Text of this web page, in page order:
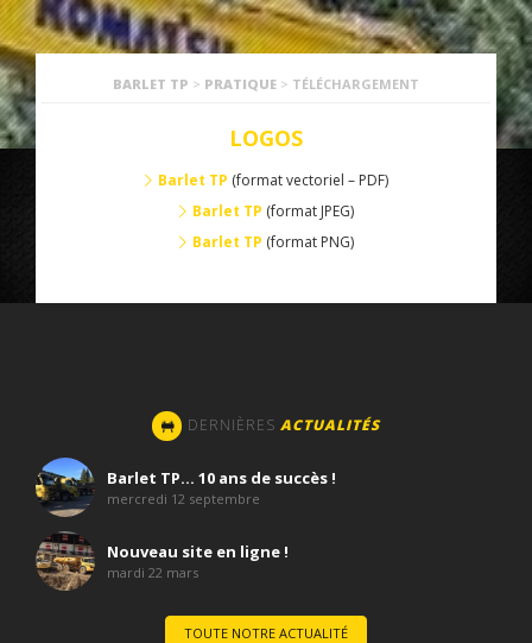
BARLET TP > PRATIQUE > TÉLÉCHARGEMENT
LOGOS
Barlet TP (format vectoriel – PDF)
Barlet TP (format JPEG)
Barlet TP (format PNG)
DERNIÈRES ACTUALITÉS
Barlet TP… 10 ans de succès !
mercredi 12 septembre
Nouveau site en ligne !
mardi 22 mars
TOUTE NOTRE ACTUALITÉ